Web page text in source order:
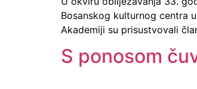
Bosanskog kulturnog centra
Akademiji su prisustvovali
S ponosom